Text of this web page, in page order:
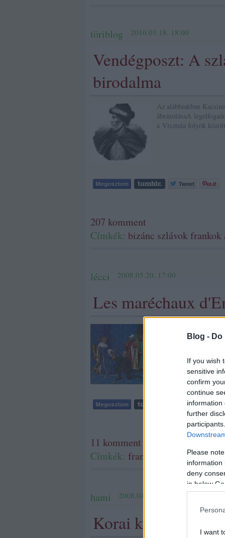
Blog -
If you wish
sensitive
confirm
continue
information
further
Please
information
deny
in below
I want
töriblog 2010.03.18. 18:00
Vendégposzt: A
birodalma
Az alábbiakban
ábrázolásaA
a Visztula folyók
207 komment
Címkék: bizánc szlávokfrankok
lécci 2008.05.20. 17:00
Les maréchaux
szavak összetételéből
11 komment
Címkék: franciaország napoleon
hami 2008.04.30. 09:00
Korai keresztény